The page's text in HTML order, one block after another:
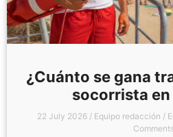
¿Cuánto se gana
socorrista en
22 July 2026 / Equipo redacción /